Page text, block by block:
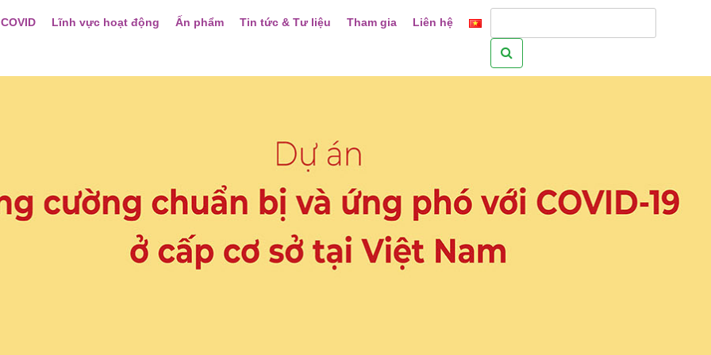
Lĩnh vực hoạt động Ấn phẩm Tin tức & Tư liệu Tham gia Liên hệ